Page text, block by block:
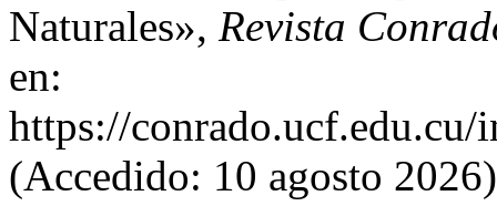
Naturales», Revista
en:
https://
(Accedido: 10 agosto